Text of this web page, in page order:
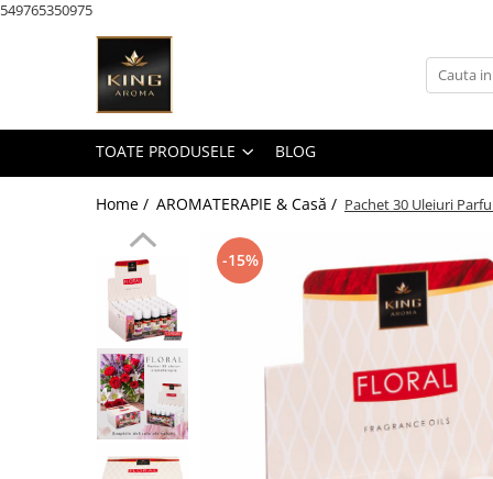
549765350975
Toate Produsele
KAROMA Parfum rufe
Pachete Karoma
KAROMA Discovery – Seturi &
Karoma Cutii Cadou Lux
AROMATERAPIE & Casă
Pachete Uleiuri Parfumate
Aromaterapie
Pachete Tematice 5 Uleiuri
Parfumate Aromaterapie
Pachete Uni 5 Uleiuri Parfumate
Aromaterapie
TOATE PRODUSELE BLOG
Home / AROMATERAPIE & Casă / Pachet 30 Uleiuri
-15%